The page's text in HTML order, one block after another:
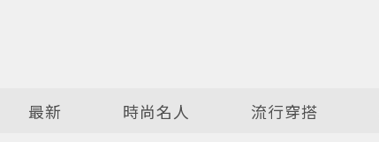
最新 時尚名人 流行穿搭